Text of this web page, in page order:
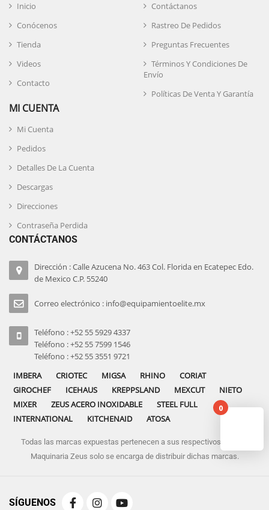
Inicio
Conócenos
Tienda
Videos
Contacto
Contáctanos
Rastreo De Pedidos
Preguntas Frecuentes
Términos Y Condiciones De
Envío
Políticas De Venta Y Garantía
MI CUENTA
Mi Cuenta
Pedidos
Detalles De La Cuenta
Descargas
Direcciones
Contraseña Perdida
CONTÁCTANOS
Dirección : Calle Azucena No. 463 Col. Florida en Ecatepec Edo.
de Mexico C.P. 55240
Correo electrónico : info@equipamientoelite.mx
Teléfono : +52 55 5929 4337
Teléfono : +52 55 7599 1546
Teléfono : +52 55 3551 9721
IMBERA
CRIOTEC MIGSA RHINO
CORIAT
GIROCHEF
ICEHAUS KREPPSLAND MEXCUT
NIETO
MIXER
ZEUS ACERO INOXIDABLE
STEEL FULL
INTERNATIONAL
KITCHENAID ATOSA
Todas las marcas expuestas pertenecen a sus respectivos dueños
Maquinaria Zeus solo se encarga de distribuir dichas marcas.
SÍGUENOS
0